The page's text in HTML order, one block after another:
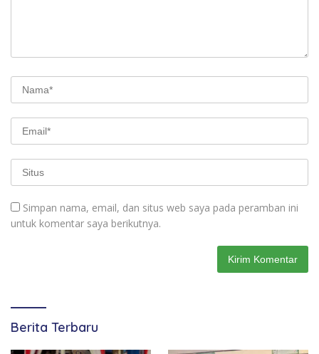
Simpan nama, email, dan situs web saya pada peramban ini
untuk komentar saya berikutnya.
Berita Terbaru